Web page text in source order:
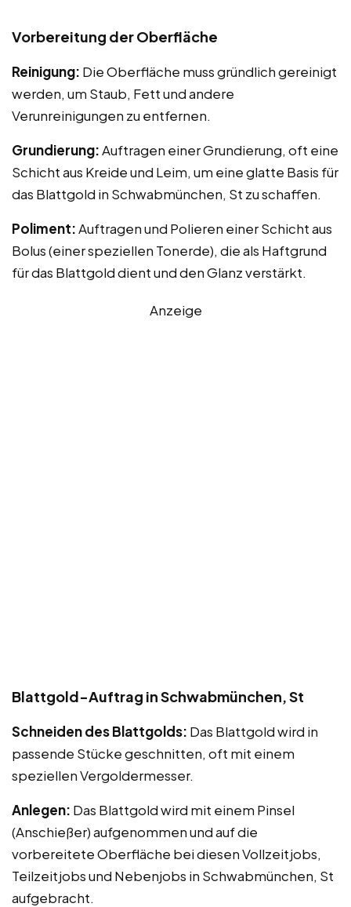
Vorbereitung der Oberfläche
Reinigung: Die Oberfläche muss gründlich gereinigt
werden, um Staub, Fett und andere
Verunreinigungen zu entfernen.
Grundierung:Auftragen einer Grundierung, oft eine
Schicht aus Kreide und Leim, um eine glatte Basis für
das Blattgold in Schwabmünchen, St zu schaffen.
Poliment:Auftragen und Polieren einer Schicht aus
Bolus (einer speziellen Tonerde), die als Haftgrund
für das Blattgold dient und den Glanz verstärkt.
Anzeige
Blattgold-Auftrag in Schwabmünchen, St
Schneiden des Blattgolds: Das Blattgold wird in
passende Stücke geschnitten, oft mit einem
speziellen Vergoldermesser.
Anlegen: Das Blattgold wird mit einem Pinsel
(Anschießer) aufgenommen und auf die
vorbereitete Oberfläche bei diesen Vollzeitjobs,
Teilzeitjobs und Nebenjobs in Schwabmünchen, St
aufgebracht.